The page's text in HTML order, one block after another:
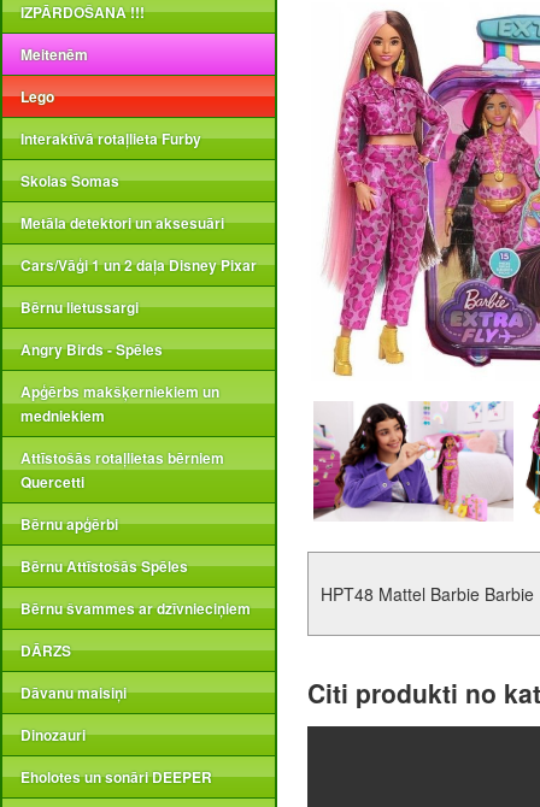
IZPĀRDOŠANA !!!
Meitenēm
Lego
Interaktīvā rotaļlieta Furby
Skolas Somas
Metāla detektori un aksesuāri
Cars/Vāģi 1 un 2 daļa Disney Pixar
Bērnu lietussargi
Angry Birds - Spēles
Apģērbs makšķerniekiem un
medniekiem
Attīstošās rotaļlietas bērniem
Quercetti
Bērnu apģērbi
Bērnu Attīstošās Spēles
Bērnu švammes ar dzīvnieciņiem
DĀRZS
Dāvanu maisiņi
Dinozauri
Eholotes un sonāri DEEPER
HPT48 Mattel Barbie Barbie
Citi produkti no